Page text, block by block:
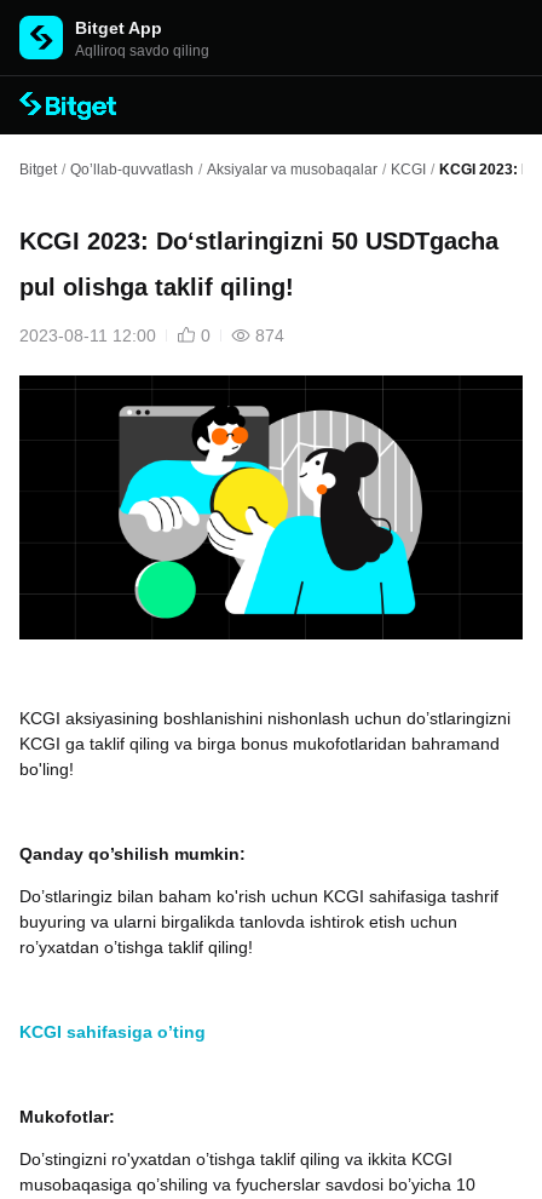
Bitget App
Aqlliroq savdo qiling
Bitget / Qo’llab-quvvatlash / Aksiyalar va musobaqalar / KCGI / KCGI 2023:
KCGI 2023: Doʻstlaringizni 50 USDTgacha
pul olishga taklif qiling!
2023-08-11 12:00 0 874
KCGI aksiyasining boshlanishini nishonlash uchun do’stlaringizni
KCGI ga taklif qiling va birga bonus mukofotlaridan bahramand
bo'ling!
Qanday qo’shilish mumkin:
Do’stlaringiz bilan baham ko'rish uchun KCGI sahifasiga tashrif
buyuring va ularni birgalikda tanlovda ishtirok etish uchun
ro’yxatdan o’tishga taklif qiling!
KCGI sahifasiga o’ting
Mukofotlar:
Do’stingizni ro'yxatdan o’tishga taklif qiling va ikkita KCGI
musobaqasiga qo’shiling va fyucherslar savdosi bo’yicha 10